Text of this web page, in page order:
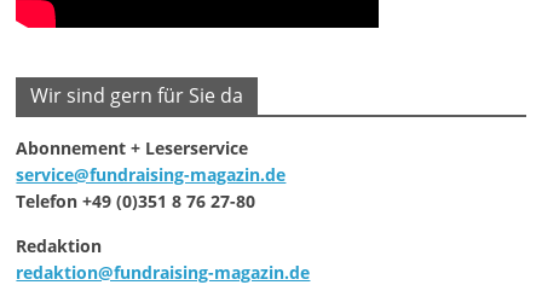
Wir sind gern für Sie da
Abonnement + Leserservice
service@fundraising-magazin.de
Telefon +49 (0)351 8 76 27-80
Redaktion
redaktion@fundraising-magazin.de